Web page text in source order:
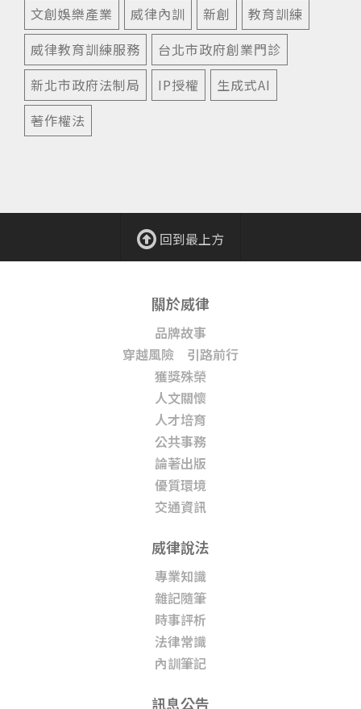
文創娛樂產業
威律內訓 新創
教育訓練
威律教育訓練服務
台北市政府創業門診
新北市政府法制局
IP授權
生成式AI
著作權法
回到最上方
關於威律
品牌故事
穿越風險 引路前行
獲獎殊榮
人文關懷
人才培育
公共事務
論著出版
優質環境
交通資訊
威律說法
專業知識
雜記隨筆
時事評析
法律常識
內訓筆記
訊息公告